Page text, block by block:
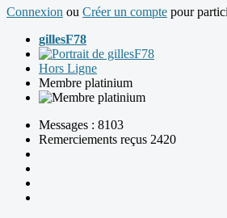
Connexion ou Créer un compte pour
gillesF78
Hors Ligne
Membre platinium
Messages : 8103
Remerciements reçus 2420